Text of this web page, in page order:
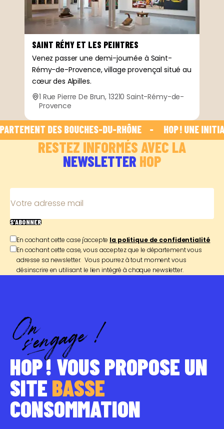
SAINT RÉMY ET LES PEINTRES
Venez passer une demi-journée à Saint-
Rémy-de-Provence, village provençal situé au
cœur des Alpilles.
1 Rue Pierre De Brun, 13210 Saint-Rémy-de-
Provence
DES BOUCHES-DU-RHÔNE    - HOP ! UNE
RESTEZ INFORMÉS AVEC LA
NEWSLETTER HOP
Votre adresse mail
S'ABONNER
En cochant cette case j'accepte la politique de confidentialité
En cochant cette case, vous acceptez que le département vous
adresse sa newsletter. Vous pourrez à tout moment vous
désinscrire en utilisant le lien intégré à chaque newsletter.
HOP ! VOUS PROPOSE UN
SITE BASSE
CONSOMMATION